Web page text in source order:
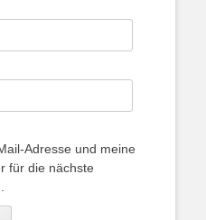
Adresse und meine
für die nächste